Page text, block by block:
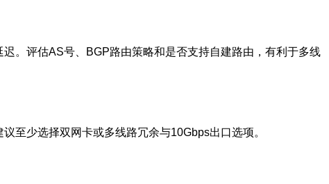
。评估AS号、BGP路由策略和是否支持自建路由，有利于多线
至少选择双网卡或多线路冗余与10Gbps出口选项。